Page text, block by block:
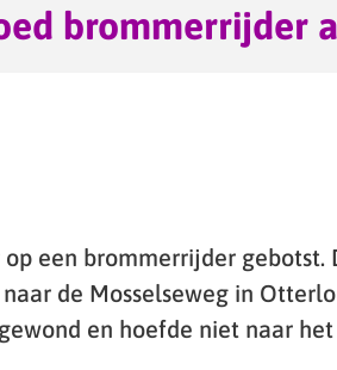
brommerrijder
een brommerrijder gebotst.
de Mosselseweg in
en hoefde niet naar het